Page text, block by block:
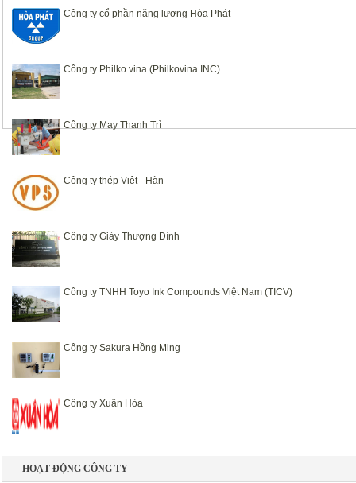
Công ty cổ phần năng lượng Hòa Phát
Công ty Philko vina (Philkovina INC)
Công ty May Thanh Trì
Công ty thép Việt - Hàn
Công ty Giày Thượng Đình
Công ty TNHH Toyo Ink Compounds Việt Nam (TICV)
Công ty Sakura Hồng Ming
Công ty Xuân Hòa
HOẠT ĐỘNG CÔNG TY